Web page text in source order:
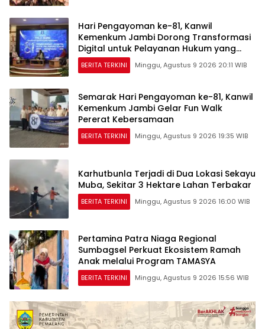
Hari Pengayoman ke-81, Kanwil
Kemenkum Jambi Dorong Transformasi
Digital untuk Pelayanan Hukum yang
Berdampak
BERITA TERKINI Minggu, Agustus 9 2026 20:11 WIB
Semarak Hari Pengayoman ke-81, Kanwil
Kemenkum Jambi Gelar Fun Walk
Pererat Kebersamaan
BERITA TERKINI Minggu, Agustus 9 2026 19:35 WIB
Karhutbunla Terjadi di Dua Lokasi Sekayu
Muba, Sekitar 3 Hektare Lahan Terbakar
BERITA TERKINI Minggu, Agustus 9 2026 16:00 WIB
Pertamina Patra Niaga Regional
Sumbagsel Perkuat Ekosistem Ramah
Anak melalui Program TAMASYA
BERITA TERKINI Minggu, Agustus 9 2026 15:56 WIB